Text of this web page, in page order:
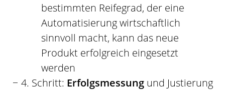
bestimmten Reifegrad, der eine
Automatisierung wirtschaftlich
sinnvoll macht, kann das neue
Produkt erfolgreich eingesetzt
werden
4. Schritt: Erfolgsmessung und Justierung